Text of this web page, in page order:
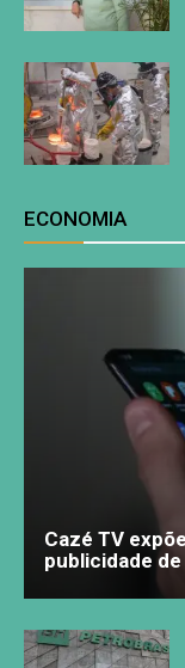
ECONOMIA
Cazé TV
publicidade